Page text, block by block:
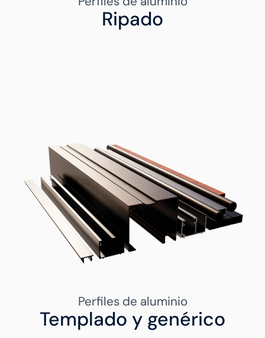
Ripado
Perfiles de aluminio
Templado y genérico